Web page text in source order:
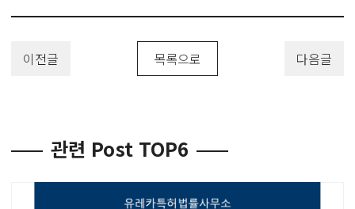
이전글 목록으로 다음글
관련 Post TOP6